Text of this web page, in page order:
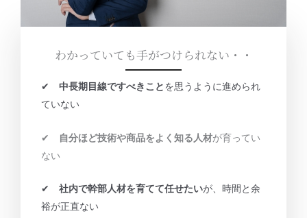
わかっていても手がつけられない・・
✔︎ 中長期目線ですべきことを思うように進められ
ていない
✔︎ 自分ほど技術や商品をよく知る人材が育ってい
ない
✔︎ 社内で幹部人材を育てて任せたいが、時間と余
裕が正直ない